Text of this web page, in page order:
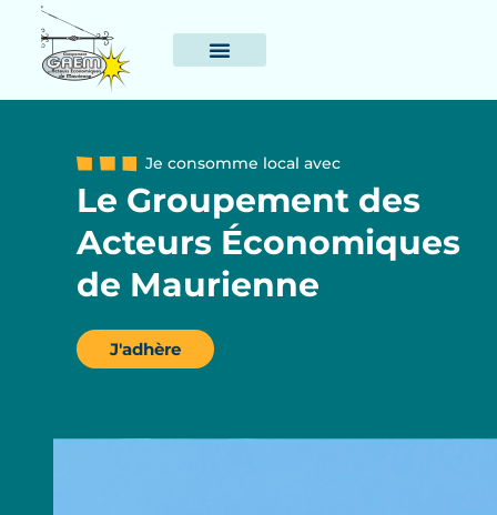
Je consomme local avec
Le Groupement des
Acteurs Économiques
de Maurienne
J'adhère